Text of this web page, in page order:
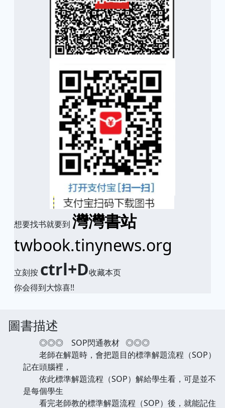
想要找书就要到 灣灣書站
twbook.tinynews.org
立刻按 ctrl+D收藏本页
你会得到大惊喜!!
圖書描述
◎◎◎ SOP閃通教材 ◎◎◎
老師在解題時，會把題目的標準解題流程（SOP）
記在頭腦裡，
依此標準解題流程（SOP）解給學生看，可是並不
是每個學生
看完老師教的標準解題流程（SOP）後，就能記住